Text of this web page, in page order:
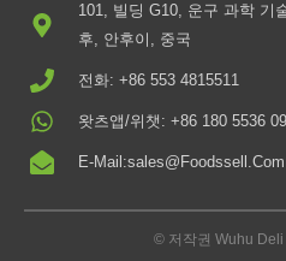
101, 빌딩 G10, 운구 과학 기
후, 안후이, 중국
전화: +86 553 4815511
왓츠앱/위챗: +86 180 5536
E-Mail:sales@foodssell.com
© 저작권 Wuhu Deli